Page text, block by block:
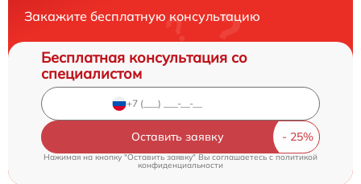
Закажите бесплатную консультацию
Бесплатная консультация со
специалистом
Оставить заявку
Нажимая на кнопку "Оставить заявку" Вы соглашаетесь cполитикой
конфиденциальности